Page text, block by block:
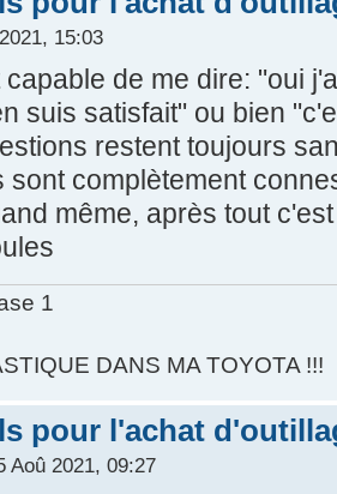
15:03
de me dire: "oui
suis satisfait" ou bien
restent toujours
sont complètement
même, après tout
1
DANS MA TOYOTA !!!
pour l'achat
Aoû 2021, 09:27